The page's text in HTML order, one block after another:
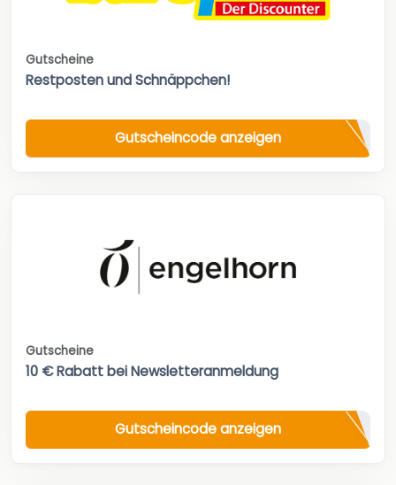
Gutscheine
Restposten und Schnäppchen!
Gutscheincode anzeigen
Gutscheine
10 € Rabatt bei Newsletteranmeldung
Gutscheincode anzeigen